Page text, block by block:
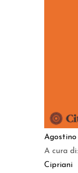
Agostino
A cura di:
Cipriani